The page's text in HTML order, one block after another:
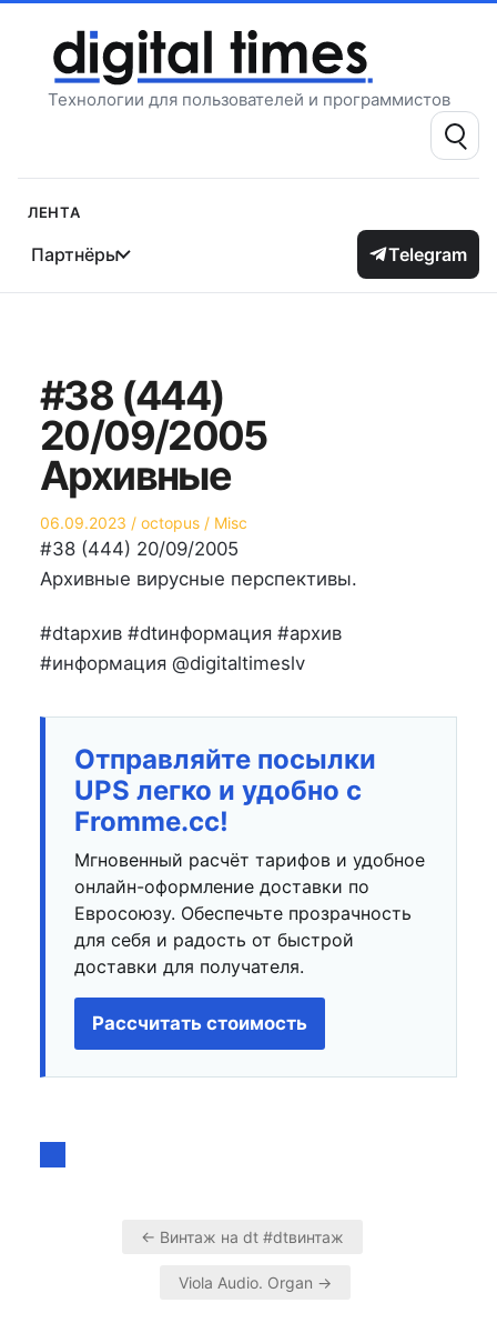
содержимому
Технологии для пользователей и программистов
Поиск:
Лента
Партнёры Telegram
#38 (444)
20/09/2005
Архивные
Опубликовано
на
06.09.2023 Автор
octopus
Опубликовано
в
Misc
#38 (444) 20/09/2005
Архивные вирусные перспективы.
#dtархив #dtинформация #архив
#информация @digitaltimeslv
Отправляйте посылки
UPS легко и удобно с
Fromme.cc!
Мгновенный расчёт тарифов и удобное
онлайн-оформление доставки по
Евросоюзу. Обеспечьте прозрачность
для себя и радость от быстрой
доставки для получателя.
Рассчитать стоимость
Навигация
← Винтаж на dt #dtвинтаж
Viola Audio. Organ →